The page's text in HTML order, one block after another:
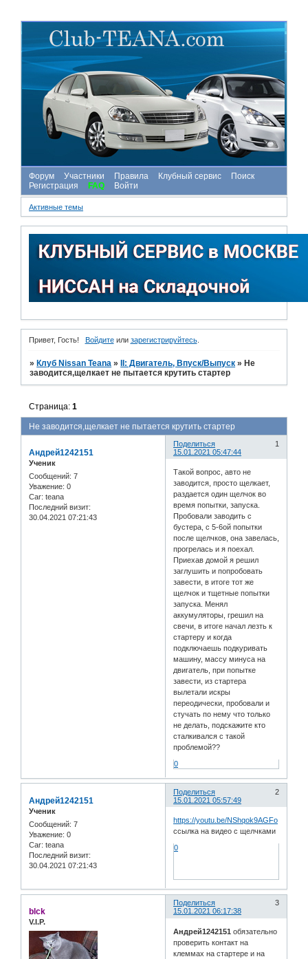
Форум Участники Правила Клубный сервис
Поиск
Регистрация
FAQ Войти
Активные темы
Привет, Гость! Войдитеили зарегистрируйтесь.
» Клуб Nissan Teana » II: Двигатель, Впуск/Выпуск » Не
заводится,щелкает не пытается крутить стартер
Не заводится,щелкает не пытается крутить стартер
Страница:1
Поделиться
1
15.01.2021 05:47:44
Андрей1242151
Ученик
Сообщений: 7
Уважение: 0
Car: teana
Последний визит:
30.04.2021 07:21:43
Такой вопрос, авто не
заводится, просто щелкает,
раздается один щелчок во
время попытки, запуска.
Пробовали заводить с
бустера, с 5-6ой попытки
после щелчков, она завелась,
прогрелась и я поехал.
Приехав домой я решил
заглушить и попробовать
завести, в итоге тот же
щелчок и тщетные попытки
запуска. Менял
аккумуляторы, грешил на
свечи, в итоге начал лезть к
стартеру и когда
подключаешь подкуривать
машину, массу минуса на
двигатель, при попытке
завести, из стартера
вылетали искры
переодически, пробовали и
стучать по нему что только
не делать, подскажите кто
сталкивался с такой
проблемой??
0
Поделиться
2
15.01.2021 05:57:49
Андрей1242151
Ученик
Сообщений: 7
Уважение: 0
Car: teana
Последний визит:
30.04.2021 07:21:43
https://youtu.be/NShqok9AGFo
ссылка на видео с щелчками
0
Поделиться
3
15.01.2021 06:17:38
blck
V.I.P.
Андрей1242151 обязательно
проверить контакт на
клеммах на стартере и на